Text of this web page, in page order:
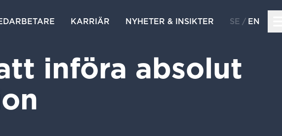
KARRIÄR NYHETER & INSIKTER SE EN
införa absolut